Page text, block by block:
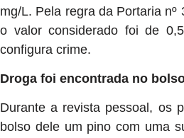
mg/L. Pela regra da Portaria nº
o valor considerado foi de
configura crime.
Droga foi encontrada no
Durante a revista pessoal, os
bolso dele um pino com uma